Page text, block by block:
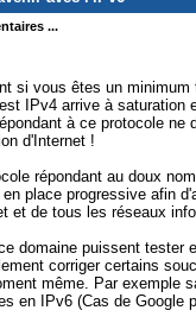
...
si vous êtes un
IPv4 arrive à saturation
à ce protocole ne
d'Internet !
répondant au doux
place progressive afin
et de tous les réseaux
domaine puissent tester
corriger certains
même. Par exemple
en IPv6 (Cas de Google